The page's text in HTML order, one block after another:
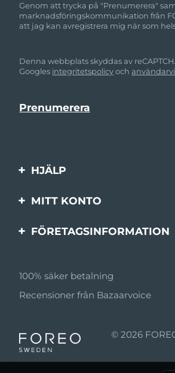
Genom att trycka på "Prenumerera"
marknadsföringskommunikation från
att jag kan avregistrera mig när som
Denna webbplats skyddas av
Googles integritetspolicyoch
HJÄLP
Kontakta oss
MITT KONTO
Produktregistrering
FÖRETAGSINFORMATION
Affiliateprogram
Affiliate-nyheter
Återförsäljare
100% säker betalning
Recensioner från Bazaarvoice
© 2026